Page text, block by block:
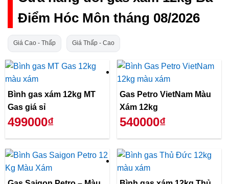
Điểm Hóc Môn tháng 08/2026
Giá Cao - Thấp Giá Thấp - Cao
Bình gas xám 12kg MT
Gas giá sỉ
499000₫
Gas Petro VietNam Màu
Xám 12kg
540000₫